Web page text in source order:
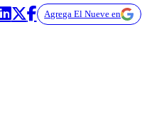
Agrega El Nueve en